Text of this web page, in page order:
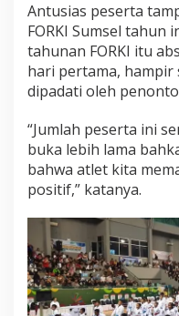
Antusias peserta
FORKI Sumsel tahun
tahunan FORKI itu
hari pertama,
dipadati oleh
“Jumlah peserta ini
buka lebih lama
bahwa atlet kita
positif,” katanya.